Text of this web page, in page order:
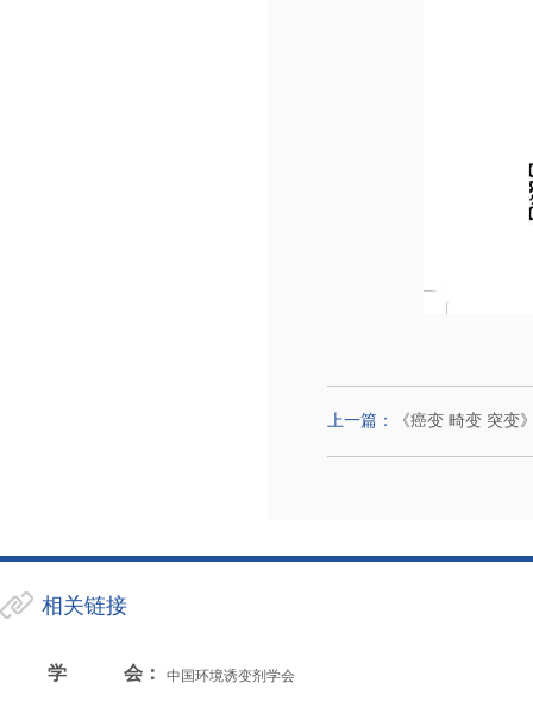
上一篇： 《癌变 畸变 突变
相关链接
学会 ： 中国环境诱变剂学会